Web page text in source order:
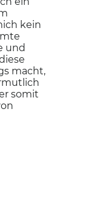
kein
und
macht,
somit